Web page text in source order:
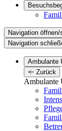
Navigation
Navigation
Ambulante
Zurück
Ambulante